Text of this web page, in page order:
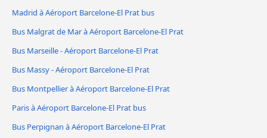
Madrid à Aéroport Barcelone-El Prat bus
Bus Malgrat de Mar à Aéroport Barcelone-El Prat
Bus Marseille - Aéroport Barcelone-El Prat
Bus Massy - Aéroport Barcelone-El Prat
Bus Montpellier à Aéroport Barcelone-El Prat
Paris à Aéroport Barcelone-El Prat bus
Bus Perpignan à Aéroport Barcelone-El Prat